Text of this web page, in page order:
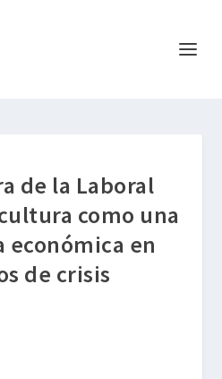
de la Laboral
como una
económica en
de crisis